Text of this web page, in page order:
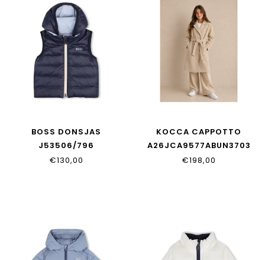
BOSS DONSJAS
J53506/796
€130,00
KOCCA CAPPOTTO
A26JCA9577ABUN3703
€198,00